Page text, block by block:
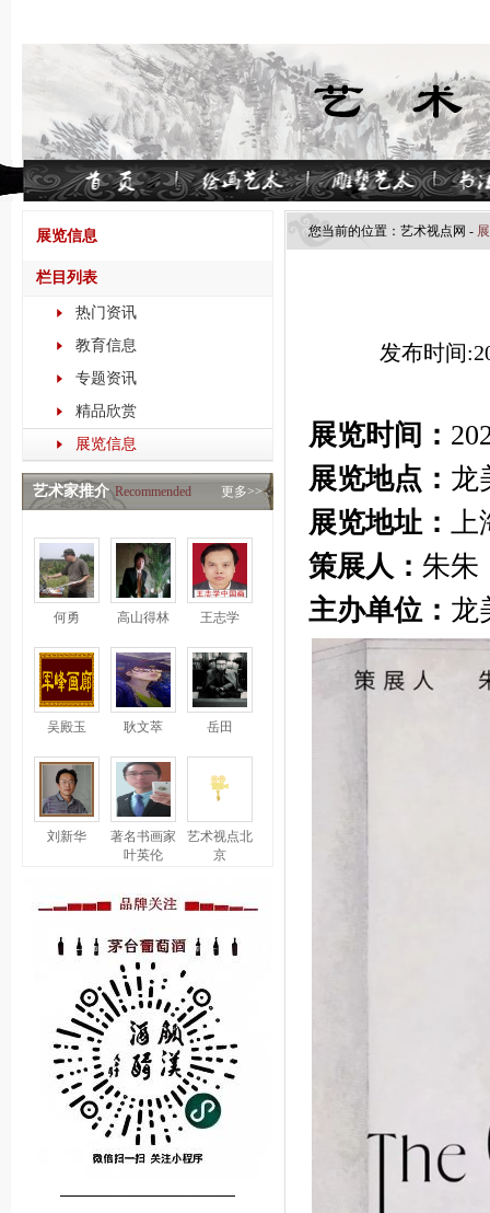
展览信息
栏目列表
热门资讯
教育信息
专题资讯
精品欣赏
展览信息
艺术家推介 Recommended 更多>>
何勇 高山得林 王志学
吴殿玉 耿文萃 岳田
刘新华
著名书画家
叶英伦
艺术视点北
京
────────────────
您当前的位置： 艺术视点​网 -
发布时间
展览时间：
展览地点： 龙
展览地址： 上
策展人： 朱朱
主办单位： 龙